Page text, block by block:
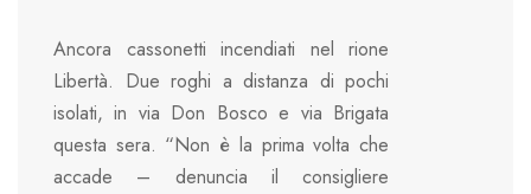
Ancora cassonetti incendiati nel rione
Libertà. Due roghi a distanza di pochi
isolati, in via Don Bosco e via Brigata
questa sera. “Non è la prima volta che
accade – denuncia il consigliere